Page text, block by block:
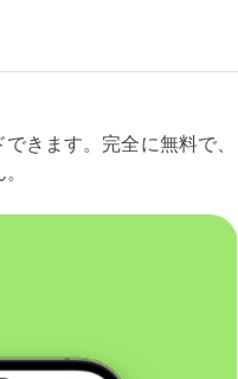
きます。完全に無料で、